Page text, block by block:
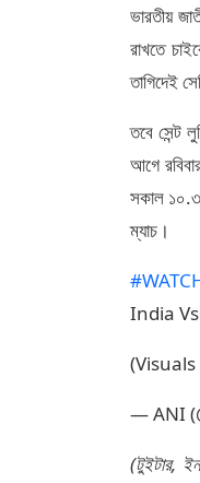
ভারতীয়
রাখতে
তাগিদেই
তবে সেন্ট
আগে
সকাল
ম্যাচ।
India
— ANI
(টুইটার,